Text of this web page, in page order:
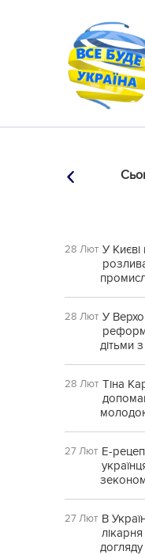
28 Лют У Києві
28 Лют У
дітьми з
28 Лют Тіна
27 Лют Е-
27 Лют В
догляду